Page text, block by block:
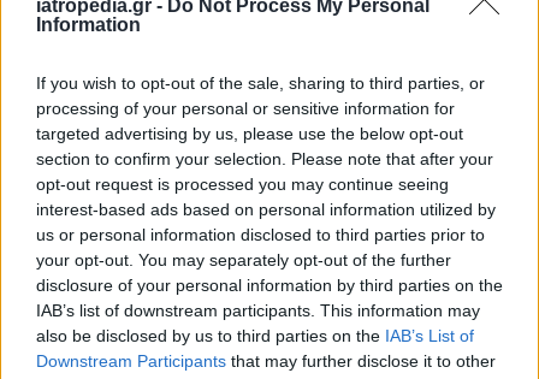
iatropedia.gr - Do Not Process My Personal
Information
If you wish to opt-out of the sale, sharing to third parties, or
processing of your personal or sensitive information for
targeted advertising by us, please use the below opt-out
section to confirm your selection. Please note that after your
opt-out request is processed you may continue seeing
interest-based ads based on personal information utilized by
us or personal information disclosed to third parties prior to
your opt-out. You may separately opt-out of the further
disclosure of your personal information by third parties on the
IAB’s list of downstream participants. This information may
also be disclosed by us to third parties on the IAB’s List of
Downstream Participants that may further disclose it to other
Facebook
Twitter